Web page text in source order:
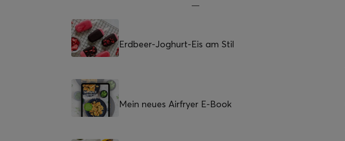
Erdbeer-Joghurt-Eis am Stil
Mein neues Airfryer E-Book